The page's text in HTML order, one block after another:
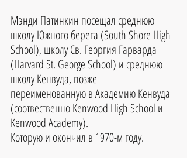
Мэнди Патинкин посещал среднюю
школу Южного берега (South Shore High
School), школу Св. Георгия Гарварда
(Harvard St. George School) и среднюю
школу Кенвуда, позже
переименованную в Академию Кенвуда
(соотвественно Kenwood High School и
Kenwood Academy).
Которую и окончил в 1970-м году.